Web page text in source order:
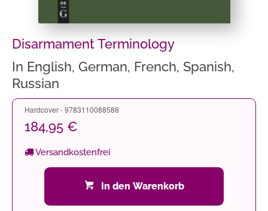
Disarmament Terminology
In English, German, French, Spanish,
Russian
Hardcover - 9783110088588
184,95 €
Versandkostenfrei
In den Warenkorb